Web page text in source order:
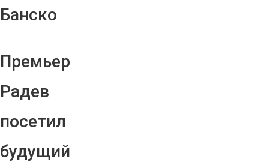
Банско
Премьер
Радев
посетил
будущий